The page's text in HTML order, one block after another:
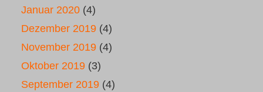
Januar 2020 (4)
Dezember 2019 (4)
November 2019 (4)
Oktober 2019 (3)
September 2019 (4)